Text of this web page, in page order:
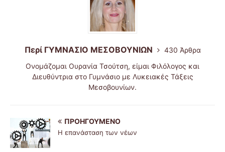
Περί ΓΥΜΝΑΣΙΟ ΜΕΣΟΒΟΥΝΙΩΝ
430 Άρθρα
Ονομάζομαι Ουρανία Τσούτση, είμαι Φιλόλογος και
Διευθύντρια στο Γυμνάσιο με Λυκειακές Τάξεις
Μεσοβουνίων.
ΠΡΟΗΓΟΎΜΕΝΟ
Η επανάσταση των νέων